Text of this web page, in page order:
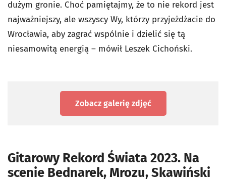
dużym gronie. Choć pamiętajmy, że to nie rekord jest
najważniejszy, ale wszyscy Wy, którzy przyjeżdżacie do
Wrocławia, aby zagrać wspólnie i dzielić się tą
niesamowitą energią – mówił Leszek Cichoński.
Zobacz galerię zdjęć
Gitarowy Rekord Świata 2023. Na
scenie Bednarek, Mrozu, Skawiński